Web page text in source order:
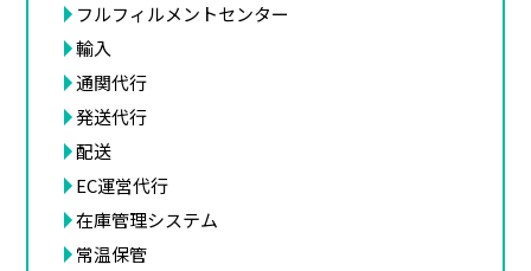
フルフィルメントセンター
輸入
通関代行
発送代行
配送
EC運営代行
在庫管理システム
常温保管